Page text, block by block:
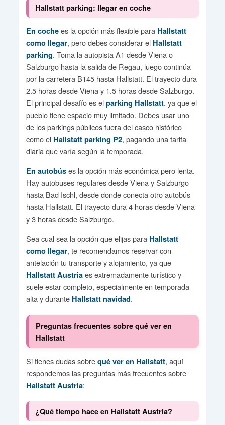
Hallstatt parking: llegar en coche
En cochees la opción más flexible para Hallstatt
como llegar, pero debes considerar el Hallstatt
parking. Toma la autopista A1 desde Viena o
Salzburgo hasta la salida de Regau, luego continúa
por la carretera B145 hasta Hallstatt. El trayecto dura
2.5 horas desde Viena y 1.5 horas desde Salzburgo.
El principal desafío es el parking Hallstatt, ya que el
pueblo tiene espacio muy limitado. Debes usar uno
de los parkings públicos fuera del casco histórico
como el Hallstatt parking P2, pagando una tarifa
diaria que varía según la temporada.
En autobúses la opción más económica pero lenta.
Hay autobuses regulares desde Viena y Salzburgo
hasta Bad Ischl, desde donde conecta otro autobús
hasta Hallstatt. El trayecto dura 4 horas desde Viena
y 3 horas desde Salzburgo.
Sea cual sea la opción que elijas para Hallstatt
como llegar, te recomendamos reservar con
antelación tu transporte y alojamiento, ya que
Hallstatt Austriaes extremadamente turístico y
suele estar completo, especialmente en temporada
alta y durante Hallstatt navidad.
Preguntas frecuentes sobre qué ver en
Hallstatt
Si tienes dudas sobre qué ver en Hallstatt, aquí
respondemos las preguntas más frecuentes sobre
Hallstatt Austria:
¿Qué tiempo hace en Hallstatt Austria?